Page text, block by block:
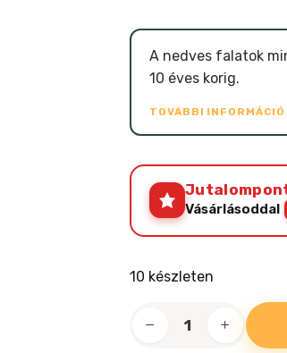
A nedves falatok
10 éves korig.
TOVÁBBI INFORMÁCIÓ
Vásárlásoddal
10 készleten